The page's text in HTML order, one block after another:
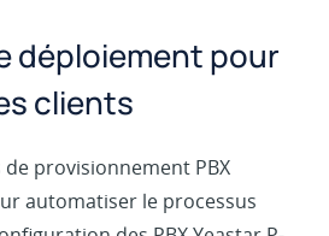
déploiement pour
clients
provisionnement PBX
automatiser le processus